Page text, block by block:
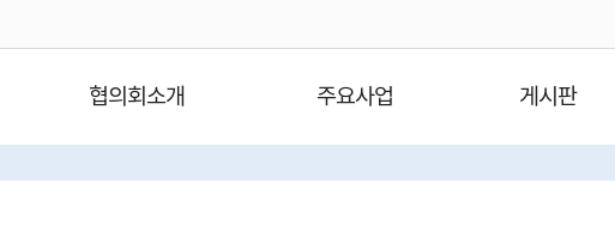
협의회소개 주요사업 게시판